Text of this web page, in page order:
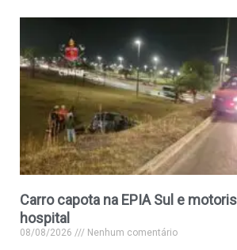
Carro capota na EPIA Sul e
hospital
08/08/2026 Nenhum comentário